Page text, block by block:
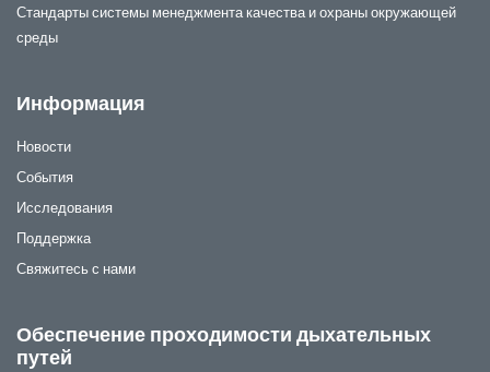
Стандарты системы менеджмента качества и охраны окружающей
среды
Информация
Новости
События
Исследования
Поддержка
Свяжитесь с нами
Обеспечение проходимости дыхательных
путей